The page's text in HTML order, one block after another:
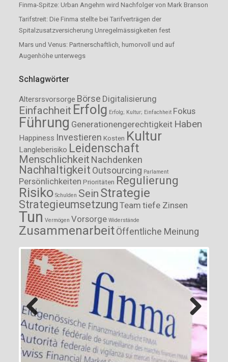
Finma-Spitze: Urban Angehrn wird Nachfolger von Mark Branson
Tarifstreit: Die Finma stellte bei Tarifverträgen der
Spitalzusatzversicherung Unregelmässigkeiten fest
Mars und Venus: Partnerschaftlich, humorvoll und auf
Augenhöhe unterwegs
Schlagwörter
Altersrsvorsorge Börse Digitalisierung
Einfachheit Erfolg Erfolg; Kultur; Einfachheit Fokus
Führung Generationengerechtigkeit Haben
Happiness Investieren Kosten Kultur
Langleberisiko Leidenschaft
Menschlichkeit Nachdenken
Nachhaltigkeit Outsourcing Parlament
Persönlichkeiten Prioritäten Regulierung
Risiko Schulden Sein Strategie
Strategieumsetzung Team tiefe Zinsen
Tun Vermögen Vorsorge Widerstände
ZusammenarbeitÖffentliche Meinung
Previous Next